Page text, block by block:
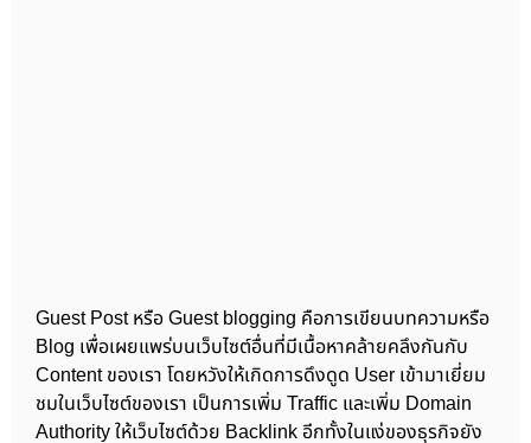
Guest Post หรือ Guest blogging คือการเขียนบทความหรือ
Blog เพื่อเผยแพร่บนเว็บไซต์อื่นที่มีเนื้อหาคล้ายคลึงกันกับ
Content ของเรา โดยหวังให้เกิดการดึงดูด User เข้ามาเยี่ยม
ชมในเว็บไซต์ของเรา เป็นการเพิ่ม Traffic และเพิ่ม Domain
Authority ให้เว็บไซต์ด้วย Backlink อีกทั้งในแง่ของธุรกิจยัง